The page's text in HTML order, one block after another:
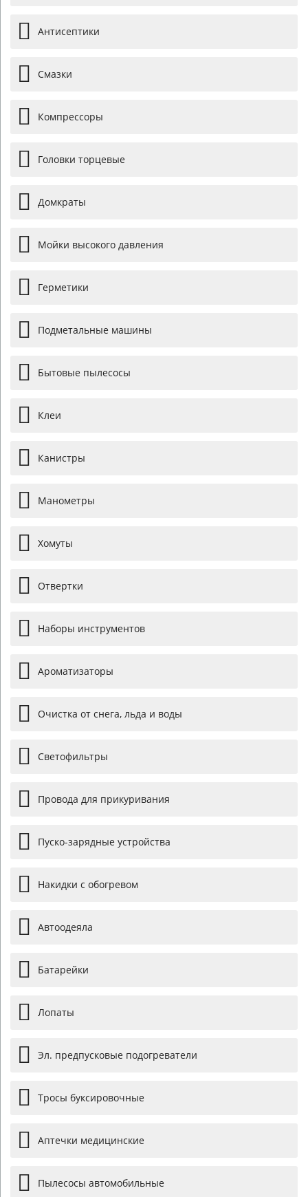
Антисептики
Смазки
Компрессоры
Головки торцевые
Домкраты
Мойки высокого давления
Герметики
Подметальные машины
Бытовые пылесосы
Клеи
Канистры
Манометры
Хомуты
Отвертки
Наборы инструментов
Ароматизаторы
Очистка от снега, льда и воды
Светофильтры
Провода для прикуривания
Пуско-зарядные устройства
Накидки с обогревом
Автоодеяла
Батарейки
Лопаты
Эл. предпусковые подогреватели
Тросы буксировочные
Аптечки медицинские
Пылесосы автомобильные